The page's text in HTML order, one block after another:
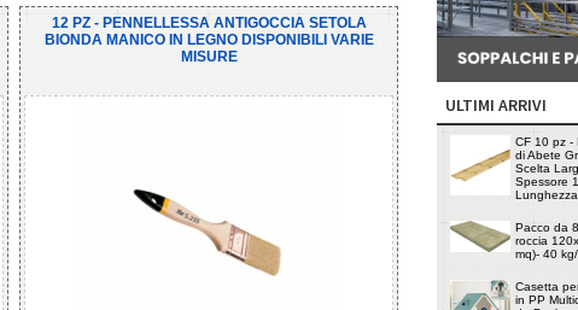
12 PZ - PENNELLESSA ANTIGOCCIA SETOLA
BIONDA MANICO IN LEGNO DISPONIBILI VARIE
MISURE
ULTIMI ARRIVI
CF 10 pz -
di Abete
Scelta
Spessore
Pacco da
roccia
mq)- 40
Casetta
in PP